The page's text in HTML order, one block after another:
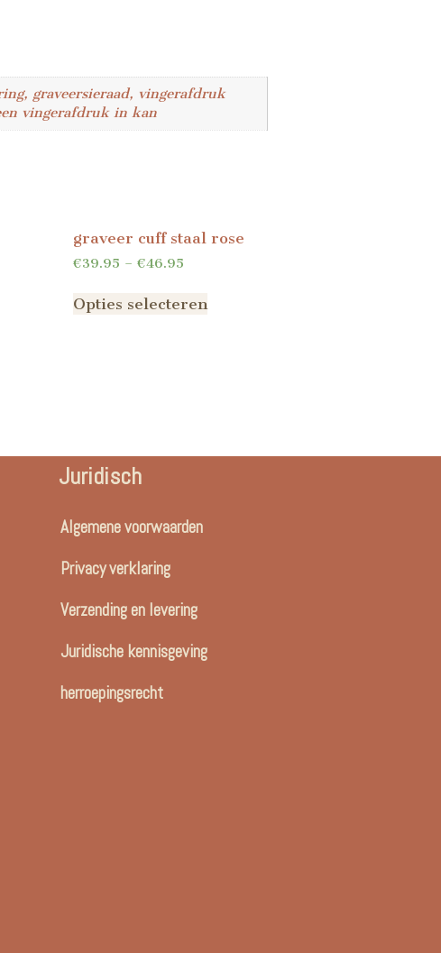
graveersieraad, vingerafdruk
vingerafdruk in kan
graveer cuff staal rose
€39.95 –€46.95
Opties selecteren
Juridisch
Algemene voorwaarden
Privacy verklaring
Verzending en levering
Juridische kennisgeving
herroepingsrecht